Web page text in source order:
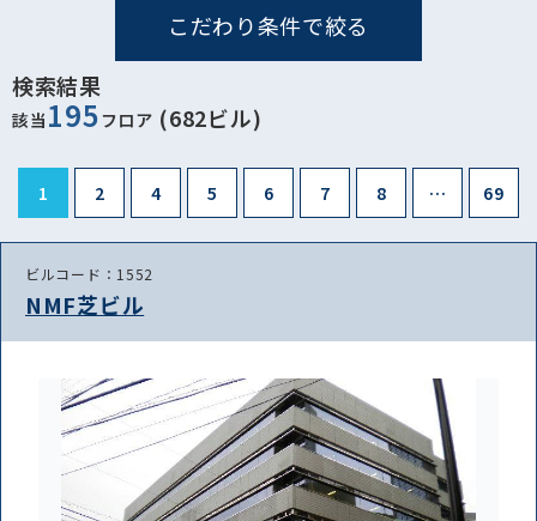
こだわり条件で絞る
検索結果
該当 195 フロア (682ビル)
1 2 4 5 6 7 8 … 69
ビルコード：1552
NMF芝ビル